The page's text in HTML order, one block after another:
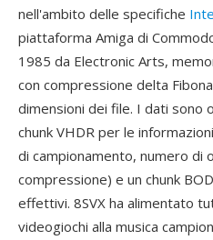
nell'ambito delle specifiche
piattaforma Amiga di
1985 da Electronic Arts,
con compressione delta
dimensioni dei file. I dati sono
chunk VHDR per le
di campionamento, numero di
compressione) e un chunk
effettivi. 8SVX ha alimentato
videogiochi alla musica